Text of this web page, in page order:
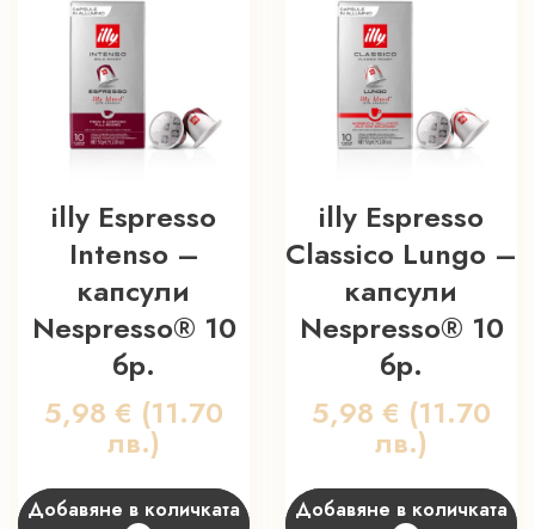
illy Espresso
Intenso –
капсули
Nespresso® 10
бр.
5,98 € (11.70
лв.)
Добавяне в количката
illy Espresso
Classico Lungo –
капсули
Nespresso® 10
бр.
5,98 € (11.70
лв.)
Добавяне в количката